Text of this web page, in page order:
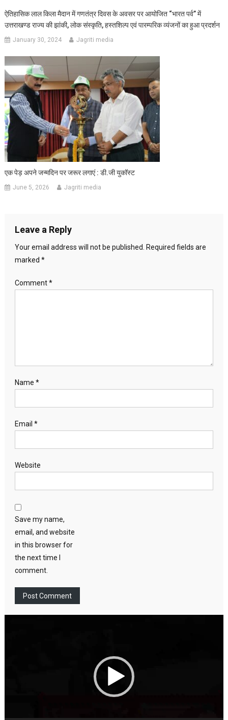
ऐतिहासिक लाल किला मैदान में गणतंत्र दिवस के अवसर पर आयोजित “भारत पर्व” में
उत्तराखण्ड राज्य की झांकी, लोक संस्कृति, हस्तशिल्प एवं पारम्परिक व्यंजनों का हुआ प्रदर्शन
January 30, 2024 Jagriti media
एक पेड़ अपने जन्मदिन पर जरूर लगाएं : डी.जी युकॉस्ट
June 5, 2026 Jagriti media
Leave a Reply
Your email address will not be published. Required fields are
marked *
Comment*
Name *
Email *
Website
Save my name,
email, and website
in this browser for
the next time I
comment.